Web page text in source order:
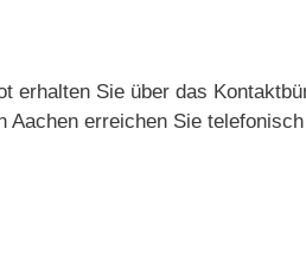
erhalten Sie über das
erreichen Sie